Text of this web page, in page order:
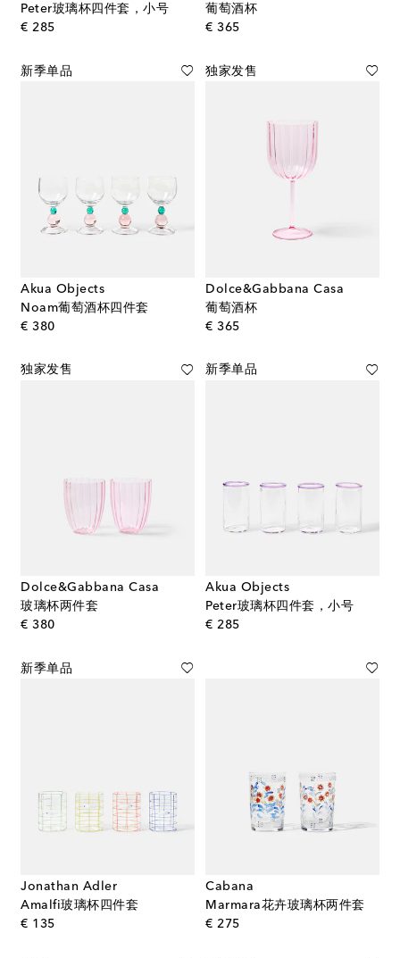
Peter玻璃杯四件套，小号
€ 285original price
葡萄酒杯
€ 365original price
新季单品
Akua Objects
Noam葡萄酒杯四件套
€ 380original price
独家发售
Dolce&Gabbana Casa
葡萄酒杯
€ 365original price
独家发售
Dolce&Gabbana Casa
玻璃杯两件套
€ 380original price
新季单品
Akua Objects
Peter玻璃杯四件套，小号
€ 285original price
新季单品
Jonathan Adler
Amalfi玻璃杯四件套
€ 135original price
Cabana
Marmara花卉玻璃杯两件套
€ 275original price